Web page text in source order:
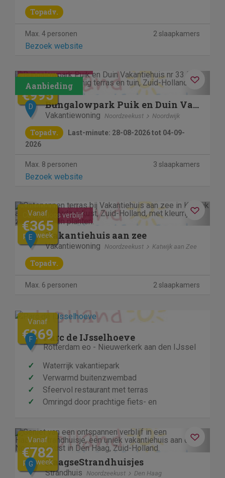
Topadv.
Max. 4 personen 2 slaapkamers
Bezoek website
Previous Next
€1260
€995
D Bungalowpark Puik en Duin Vakantiehuis nr 33
Vakantiewoning Noordzeekust Noordwijk
Topadv.
Last-minute: 28-08-2026 tot 04-09-
2026
Max. 8 personen 3 slaapkamers
Bezoek website
Previous Next
Contactloos verblijf
Vanaf
€365
per week
E Vakantiehuis aan zee
Vakantiewoning Noordzeekust Katwijk aan Zee
Topadv.
Max. 6 personen 2 slaapkamers
Vanaf
€269
F Parc de IJsselhoeve
Rotterdam eo - Nieuwerkerk aan den IJssel
✓
Waterrijk vakantiepark
✓
Verwarmd buitenzwembad
✓
Sfeervol restaurant met terras
✓
Omringd door prachtige fiets- en
Previous Next
Vanaf
€782
per week
G HaagseStrandhuisjes
Strandhuis Noordzeekust Den Haag